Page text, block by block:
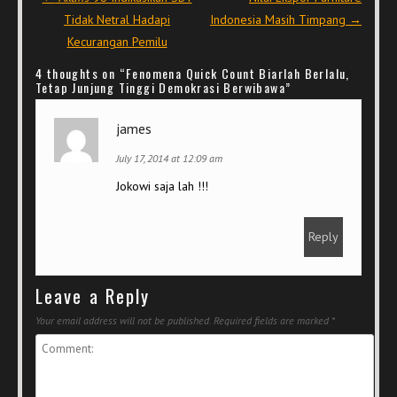
Tidak Netral Hadapi
Kecurangan Pemilu
Indonesia Masih Timpang →
4 thoughts on “Fenomena Quick Count Biarlah Berlalu,
Tetap Junjung Tinggi Demokrasi Berwibawa”
james
July 17, 2014 at 12:09 am
Jokowi saja lah !!!
Reply
Leave a Reply
Your email address will not be published. Required fields are marked *